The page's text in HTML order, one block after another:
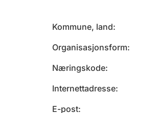
Kommune, land
Organisasjonsform
Næringskode
Internettadresse
E-post